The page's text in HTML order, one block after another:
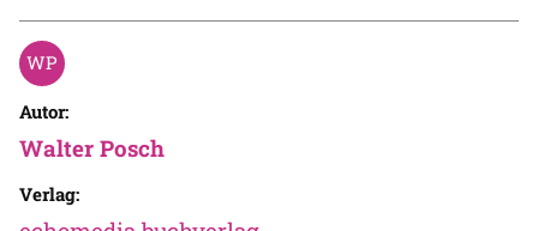
Autor:
Walter Posch
Verlag: